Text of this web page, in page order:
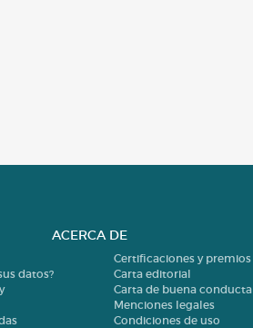
ACERCA DE
datos?
Certificaciones y premios
Carta editorial
Carta de buena conducta
Menciones legales
Condiciones de uso